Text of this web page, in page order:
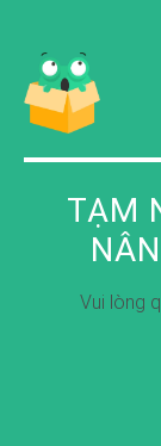
TẠM
Vui lòng